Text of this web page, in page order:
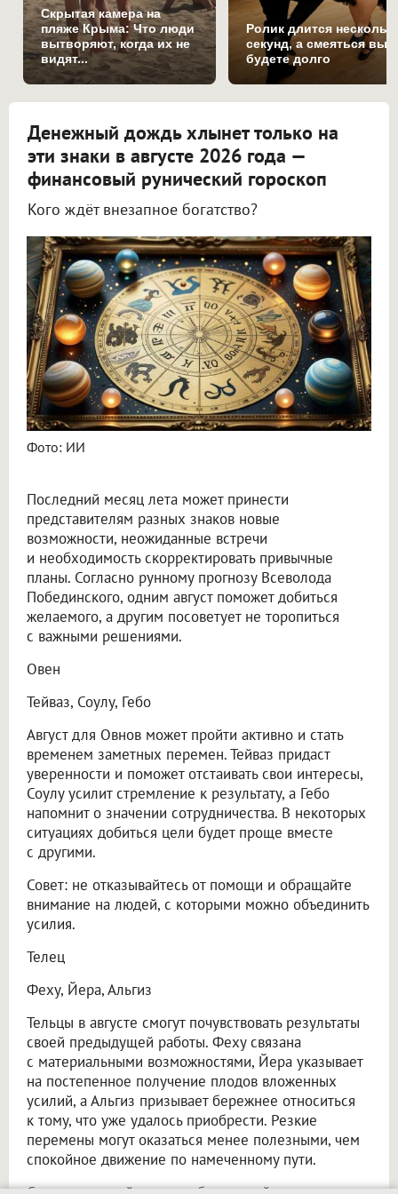
Скрытая камера на
пляже Крыма: Что люди
вытворяют, когда их не
видят...
Ролик длится
секунд, а смеяться вы
будете долго
Денежный дождь хлынет только на
эти знаки в августе 2026 года —
финансовый рунический гороскоп
Кого ждёт внезапное богатство?
Фото: ИИ
Последний месяц лета может принести
представителям разных знаков новые
возможности, неожиданные встречи
и необходимость скорректировать привычные
планы. Согласно рунному прогнозу Всеволода
Побединского, одним август поможет добиться
желаемого, а другим посоветует не торопиться
с важными решениями.
Овен
Тейваз, Соулу, Гебо
Август для Овнов может пройти активно и стать
временем заметных перемен. Тейваз придаст
уверенности и поможет отстаивать свои интересы,
Соулу усилит стремление к результату, а Гебо
напомнит о значении сотрудничества. В некоторых
ситуациях добиться цели будет проще вместе
с другими.
Совет: не отказывайтесь от помощи и обращайте
внимание на людей, с которыми можно объединить
усилия.
Телец
Феху, Йера, Альгиз
Тельцы в августе смогут почувствовать результаты
своей предыдущей работы. Феху связана
с материальными возможностями, Йера указывает
на постепенное получение плодов вложенных
усилий, а Альгиз призывает бережнее относиться
к тому, что уже удалось приобрести. Резкие
перемены могут оказаться менее полезными, чем
спокойное движение по намеченному пути.